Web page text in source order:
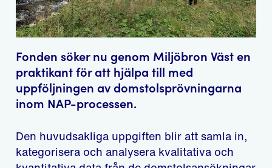
Fonden söker nu genom Miljöbron Väst en
praktikant för att hjälpa till med
uppföljningen av domstolsprövningarna
inom NAP-processen.
Den huvudsakliga uppgiften blir att samla in,
kategorisera och analysera kvalitativa och